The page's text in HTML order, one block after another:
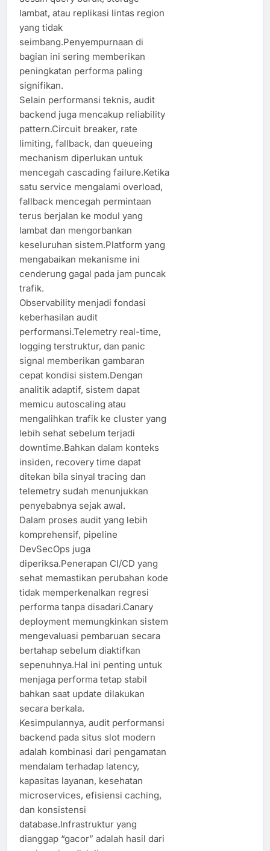
lambat, atau replikasi lintas region
yang tidak
seimbang.Penyempurnaan di
bagian ini sering memberikan
peningkatan performa paling
signifikan.
Selain performansi teknis, audit
backend juga mencakup reliability
pattern.Circuit breaker, rate
limiting, fallback, dan queueing
mechanism diperlukan untuk
mencegah cascading failure.Ketika
satu service mengalami overload,
fallback mencegah permintaan
terus berjalan ke modul yang
lambat dan mengorbankan
keseluruhan sistem.Platform yang
mengabaikan mekanisme ini
cenderung gagal pada jam puncak
trafik.
Observability menjadi fondasi
keberhasilan audit
performansi.Telemetry real-time,
logging terstruktur, dan panic
signal memberikan gambaran
cepat kondisi sistem.Dengan
analitik adaptif, sistem dapat
memicu autoscaling atau
mengalihkan trafik ke cluster yang
lebih sehat sebelum terjadi
downtime.Bahkan dalam konteks
insiden, recovery time dapat
ditekan bila sinyal tracing dan
telemetry sudah menunjukkan
penyebabnya sejak awal.
Dalam proses audit yang lebih
komprehensif, pipeline
DevSecOps juga
diperiksa.Penerapan CI/CD yang
sehat memastikan perubahan kode
tidak memperkenalkan regresi
performa tanpa disadari.Canary
deployment memungkinkan sistem
mengevaluasi pembaruan secara
bertahap sebelum diaktifkan
sepenuhnya.Hal ini penting untuk
menjaga performa tetap stabil
bahkan saat update dilakukan
secara berkala.
Kesimpulannya, audit performansi
backend pada situs slot modern
adalah kombinasi dari pengamatan
mendalam terhadap latency,
kapasitas layanan, kesehatan
microservices, efisiensi caching,
dan konsistensi
database.Infrastruktur yang
dianggap “gacor” adalah hasil dari